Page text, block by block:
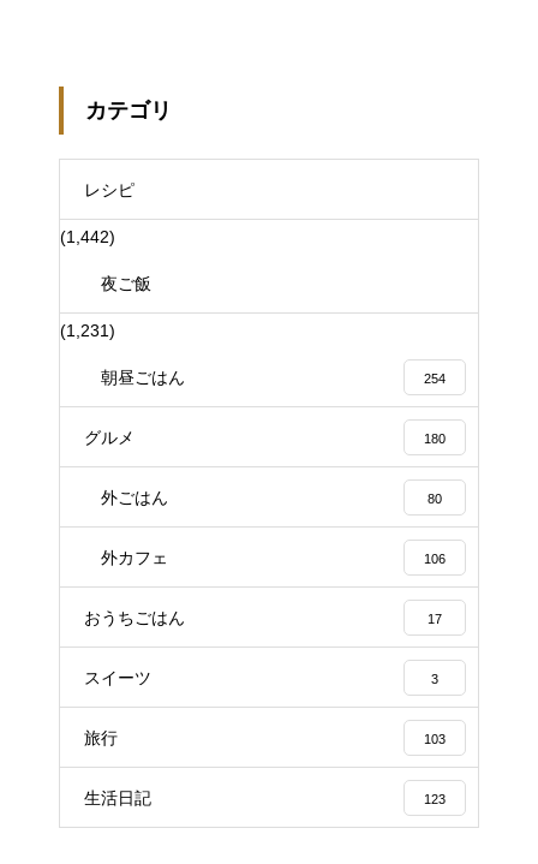
カテゴリ
レシピ
(1,442)
夜ご飯
(1,231)
朝昼ごはん 254
グルメ 180
外ごはん 80
外カフェ 106
おうちごはん 17
スイーツ 3
旅行 103
生活日記 123